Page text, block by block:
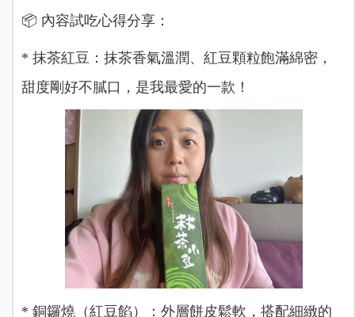
📦 內容試吃心得分享：
* 抹茶紅豆：抹茶香氣溫潤、紅豆顆粒飽滿綿密，
甜度剛好不膩口，是我最愛的一款！
* 銅鑼燒（紅豆餡）：外層餅皮鬆軟，搭配細緻的